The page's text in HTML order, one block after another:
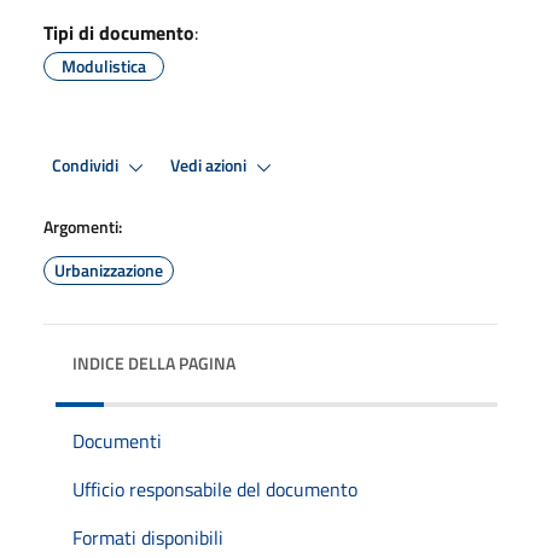
Tipi di documento:
Modulistica
Condividi Vedi azioni
Argomenti:
Urbanizzazione
INDICE DELLA PAGINA
Documenti
Ufficio responsabile del documento
Formati disponibili